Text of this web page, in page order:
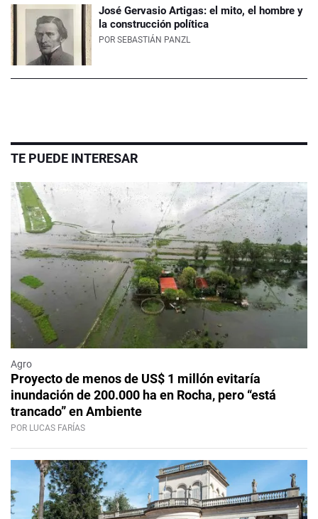
José Gervasio Artigas: el mito, el hombre y
la construcción política
POR SEBASTIÁN PANZL
TE PUEDE INTERESAR
Agro
Proyecto de menos de US$ 1 millón evitaría
inundación de 200.000 ha en Rocha, pero “está
trancado” en Ambiente
POR LUCAS FARÍAS